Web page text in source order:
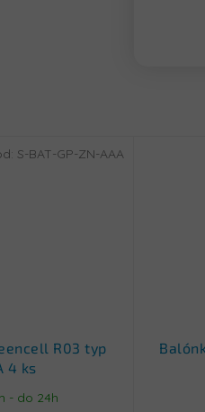
R03 typ
4 ks
- do 24h
S-BAT-GP-ZN-AAA